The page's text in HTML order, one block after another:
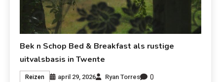
Bek n Schop Bed & Breakfast als rustige
uitvalsbasis in Twente
Reizen april 29, 2026 Ryan Torres 0